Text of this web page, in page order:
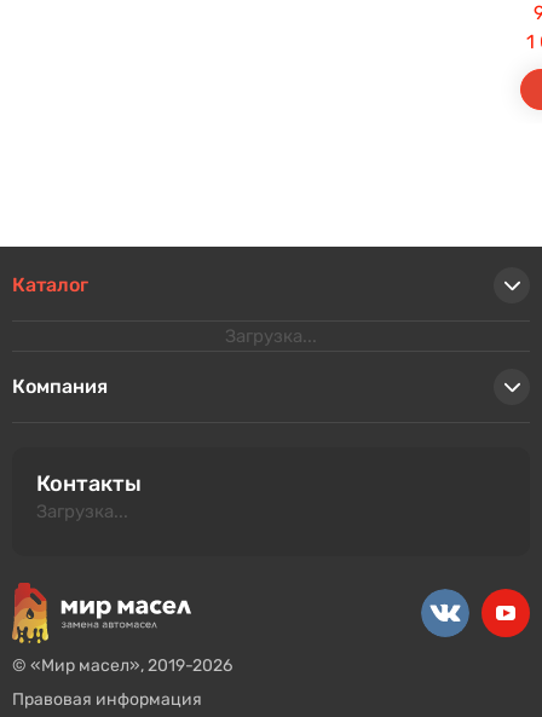
1
Каталог
Загрузка...
Компания
Контакты
Загрузка...
© «Мир масел», 2019-2026
Правовая информация